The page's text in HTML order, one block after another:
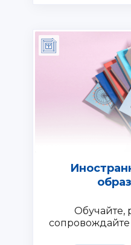
Обучайте,